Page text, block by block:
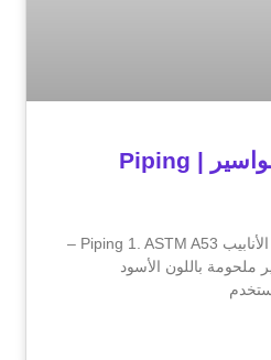
تصنيف خامات المواسير | Piping
الاستخدامات لكل نوع من الأنابيب Piping 1. ASTM A53 –
ملحومة باللون الأسود